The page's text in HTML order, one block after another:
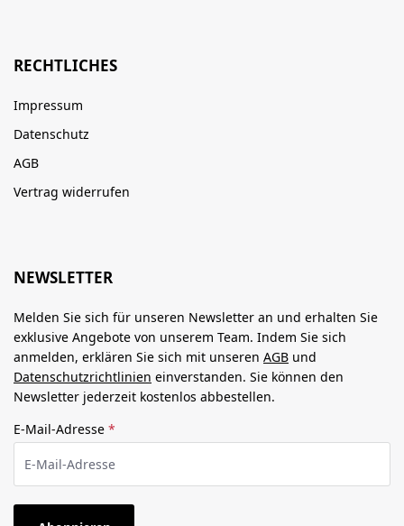
RECHTLICHES
Impressum
Datenschutz
AGB
Vertrag widerrufen
NEWSLETTER
Melden Sie sich für unseren Newsletter an und erhalten Sie
exklusive Angebote von unserem Team. Indem Sie sich
anmelden, erklären Sie sich mit unseren AGB und
Datenschutzrichtlinien einverstanden. Sie können den
Newsletter jederzeit kostenlos abbestellen.
E-Mail-Adresse *